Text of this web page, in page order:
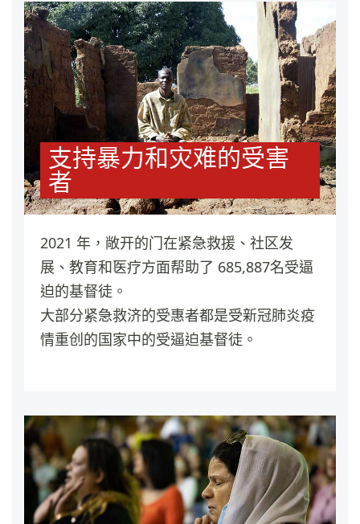
支持暴力和灾难的受害
者
2021 年，敞开的门在紧急救援、社区发
展、教育和医疗方面帮助了 685,887名受逼
迫的基督徒。
大部分紧急救济的受惠者都是受新冠肺炎疫
情重创的国家中的受逼迫基督徒。